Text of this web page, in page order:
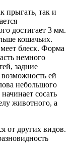
прыгать, так и
достигает 3 мм.
кошачьих.
блеск. Форма
немного
задние
ей
небольшого
сосать
животного, а
от других видов.